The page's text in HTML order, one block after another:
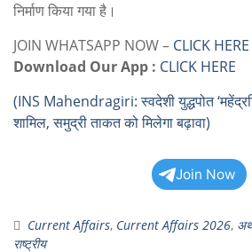
निर्माण किया गया है।
JOIN WHATSAPP NOW – CLICK HERE
Download Our App : CLICK HERE
(INS Mahendragiri: स्वदेशी युद्धपोत
शामिल, समुद्री ताकत को मिलेगा बढ़ावा)
Join Now
Current Affairs, Current Affairs 2026,
राष्ट्रीय